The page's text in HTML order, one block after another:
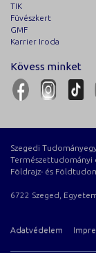
TIK
Füvészkert
GMF
Karrier Iroda
Kövess minket
Szegedi
Természettudományi
Földrajz- és
6722 Szeged,
Adatvédelem